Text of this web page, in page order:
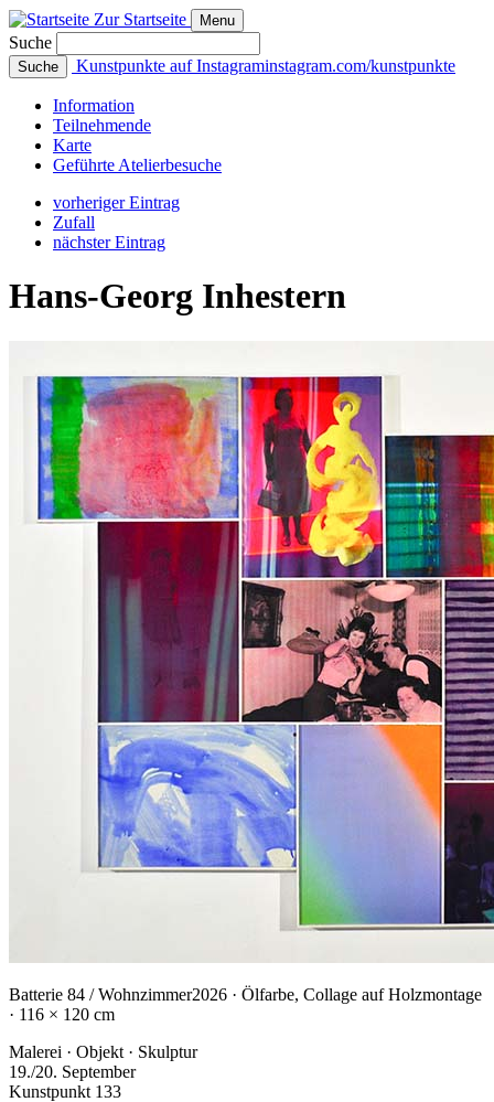
Zur Startseite Menu
Suche
Suche Kunstpunkte auf Instagraminstagram.com/kunstpunkte
Information
Teilnehmende
Karte
Geführte Atelierbesuche
vorheriger Eintrag
Zufall
nächster Eintrag
Hans-Georg Inhestern
Batterie 84 / Wohnzimmer2026 · Ölfarbe, Collage auf Holzmontage
· 116 × 120 cm
Malerei · Objekt · Skulptur
19./20. September
Kunstpunkt 133